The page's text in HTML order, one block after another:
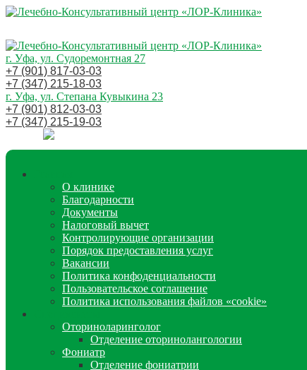
г. Уфа, ул. Судоремонтная 27
+7 (901) 817-03-03
+7 (347) 215-18-03
г. Уфа, ул. Степана Кувыкина 23
+7 (901) 812-03-03
+7 (347) 215-19-03
О клинике
Благодарности
Документы
Налоговый вычет
Контролирующие организации
Порядок предоставления услуг
Вакансии
Политика конфоденциальности
Пользовательское соглашение
Политика использования файлов «cookie»
Оториноларинголог
Отделение оторинолангологии
Фониатр
Отделение фониатрии